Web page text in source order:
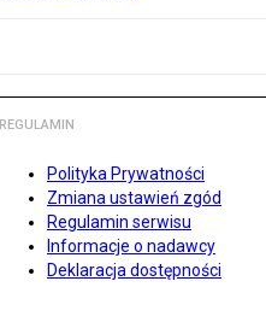
REGULAMIN
Polityka Prywatności
Zmiana ustawień zgód
Regulamin serwisu
Informacje o nadawcy
Deklaracja dostępności